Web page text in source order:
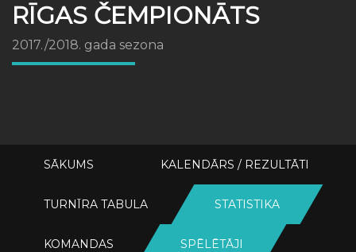
RĪGAS ČEMPIONĀTS
2017./2018. gada sezona
SĀKUMS KALENDĀRS / REZULTĀTI
TURNĪRA TABULA STATISTIKA
KOMANDAS SPĒLĒTĀJI